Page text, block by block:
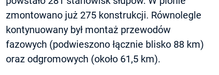
zmontowano już 275 konstrukcji. Równolegle
kontynuowany był montaż przewodów
fazowych (podwieszono łącznie blisko 88 km)
oraz odgromowych (około 61,5 km).